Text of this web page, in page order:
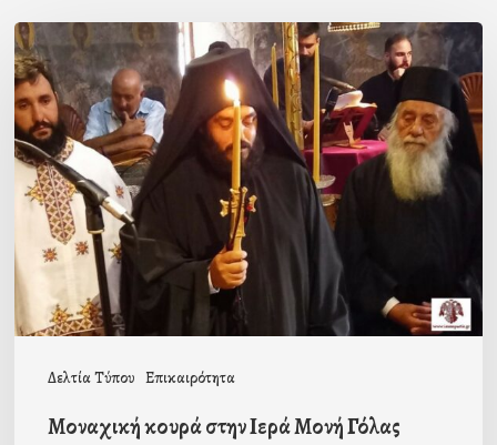
Δελτία Τύπου Επικαιρότητα
Μοναχική
κουρά
στην
Ιερά
Μονή
Γόλας
Μοναχική κουρά στην Ιερά Μονή Γόλας